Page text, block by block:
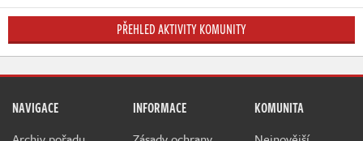
PŘEHLED AKTIVITY KOMUNITY
NAVIGACE INFORMACE KOMUNITA